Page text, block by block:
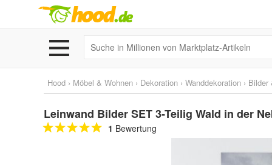
Hood › Möbel & Wohnen › Dekoration › Wanddekoration › Bilder
Leinwand Bilder SET 3-Teilig Wald in der
1 Bewertung